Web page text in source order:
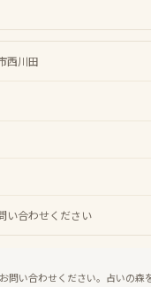
西川田
い合わせください
い合わせください。占いの森